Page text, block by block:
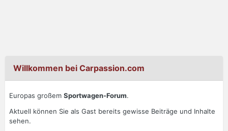
Willkommen bei Carpassion.com
Europas großem Sportwagen-Forum.
Aktuell können Sie als Gast bereits gewisse Beiträge und Inhalte
sehen.